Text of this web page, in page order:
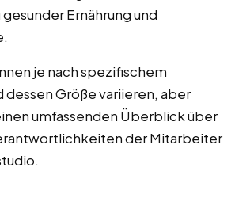
Ernährung und
je nach spezifischem
dessen Größe variieren, aber
umfassenden Überblick über
der Mitarbeiter